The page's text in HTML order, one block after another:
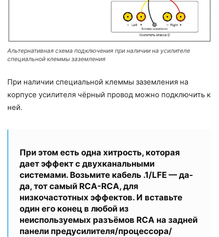
Альтернативная схема подключения при наличии на усилителе
специальной клеммы заземления
При наличии специальной клеммы заземления на
корпусе усилителя чёрный провод можно подключить к
ней.
При этом есть одна хитрость, которая
дает эффект с двухканальными
системами. Возьмите кабель .1/LFE — да-
да, тот самый RCA-RCA, для
низкочастотных эффектов. И вставьте
один его конец в любой из
неиспользуемых разъёмов RCA на задней
панели предусилителя/процессора/